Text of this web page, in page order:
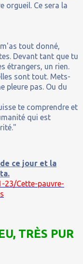
orgueil. Ce sera la
tout donné,
Devant tant que tu
étrangers, un rien.
sont tout. Mets-
pleure pas. Ou du
te comprendre et
qui est
ce jour et la
23/Cette-pauvre-
TRÈS PUR